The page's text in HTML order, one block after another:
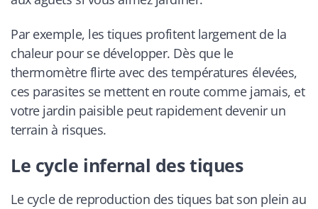
Par exemple, les tiques profitent largement de la
chaleur pour se développer. Dès que le
thermomètre flirte avec des températures élevées,
ces parasites se mettent en route comme jamais, et
votre jardin paisible peut rapidement devenir un
terrain à risques.
Le cycle infernal des tiques
Le cycle de reproduction des tiques bat son plein au